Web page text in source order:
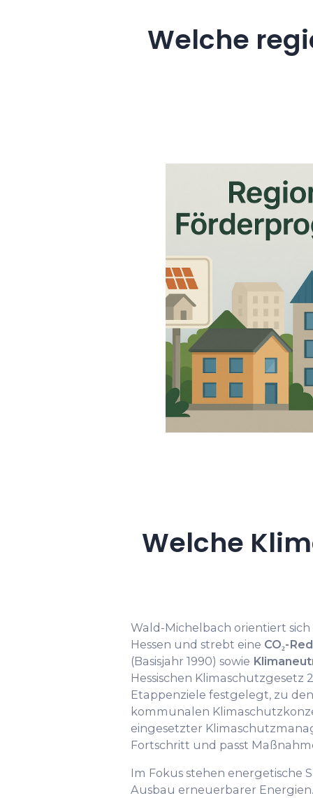
Welche
Welche
Wald-Michelbach orientiert sich
Hessen und strebt eine CO₂-
(Basisjahr 1990) sowie
Hessischen Klimaschutzgesetz
Etappenziele festgelegt, zu
kommunalen
eingesetzter
Fortschritt und passt
Im Fokus stehen energetische
Ausbau erneuerbarer